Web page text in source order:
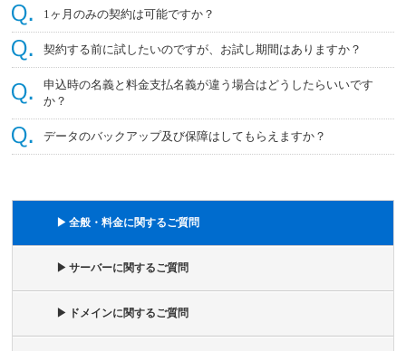
1ヶ月のみの契約は可能ですか？
契約する前に試したいのですが、お試し期間はありますか？
申込時の名義と料金支払名義が違う場合はどうしたらいいです
か？
データのバックアップ及び保障はしてもらえますか？
▶ 全般・料金に関するご質問
▶ サーバーに関するご質問
▶ ドメインに関するご質問